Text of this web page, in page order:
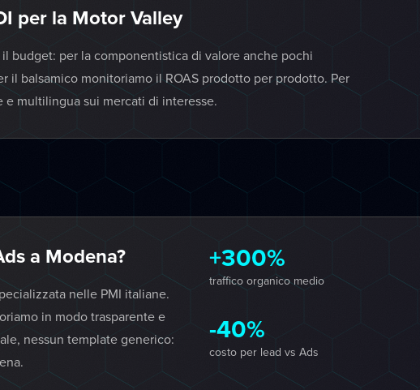
per la Motor Valley
budget: per la componentistica di valore anche pochi
balsamico monitoriamo il ROAS prodotto per prodotto. Per
multilingua sui mercati di interesse.
a Modena?
nelle PMI italiane.
in modo trasparente e
nessun template generico:
+300%
traffico organico medio
-40%
costo per lead vs Ads